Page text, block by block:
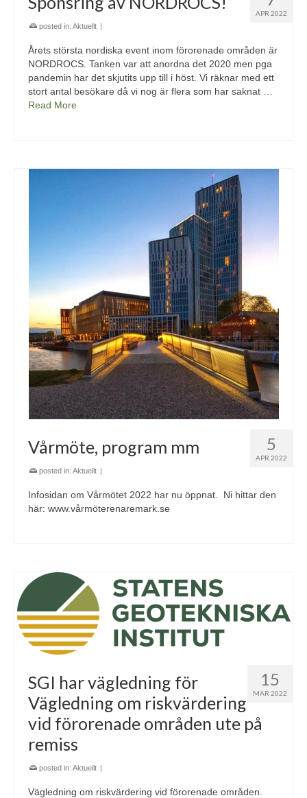
APR 2022
posted in: Aktuellt |
Årets största nordiska event inom förorenade områden är
NORDROCS. Tanken var att anordna det 2020 men pga
pandemin har det skjutits upp till i höst. Vi räknar med ett
stort antal besökare då vi nog är flera som har saknat …
Read More
5
APR 2022
Vårmöte, program mm
posted in: Aktuellt |
Infosidan om Vårmötet 2022 har nu öppnat. Ni hittar den
här: www.vårmöterenaremark.se
15
MAR 2022
SGI har vägledning för
Vägledning om riskvärdering
vid förorenade områden ute på
remiss
posted in: Aktuellt |
Vägledning om riskvärdering vid förorenade områden.